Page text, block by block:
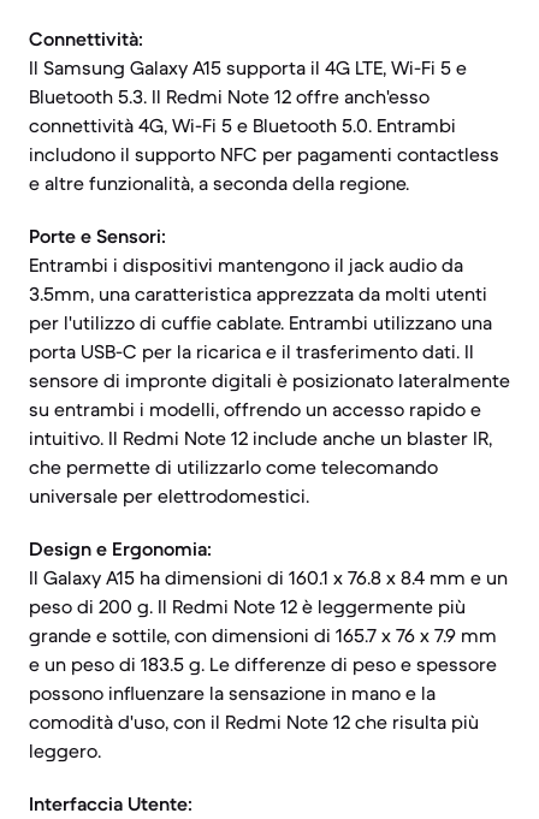
Connettività:
Il Samsung Galaxy A15 supporta il 4G LTE, Wi-Fi 5 e
Bluetooth 5.3. Il Redmi Note 12 offre anch'esso
connettività 4G, Wi-Fi 5 e Bluetooth 5.0. Entrambi
includono il supporto NFC per pagamenti contactless
e altre funzionalità, a seconda della regione.
Porte e Sensori:
Entrambi i dispositivi mantengono il jack audio da
3.5mm, una caratteristica apprezzata da molti utenti
per l'utilizzo di cuffie cablate. Entrambi utilizzano una
porta USB-C per la ricarica e il trasferimento dati. Il
sensore di impronte digitali è posizionato lateralmente
su entrambi i modelli, offrendo un accesso rapido e
intuitivo. Il Redmi Note 12 include anche un blaster IR,
che permette di utilizzarlo come telecomando
universale per elettrodomestici.
Design e Ergonomia:
Il Galaxy A15 ha dimensioni di 160.1 x 76.8 x 8.4 mm e un
peso di 200 g. Il Redmi Note 12 è leggermente più
grande e sottile, con dimensioni di 165.7 x 76 x 7.9 mm
e un peso di 183.5 g. Le differenze di peso e spessore
possono influenzare la sensazione in mano e la
comodità d'uso, con il Redmi Note 12 che risulta più
leggero.
Interfaccia Utente: